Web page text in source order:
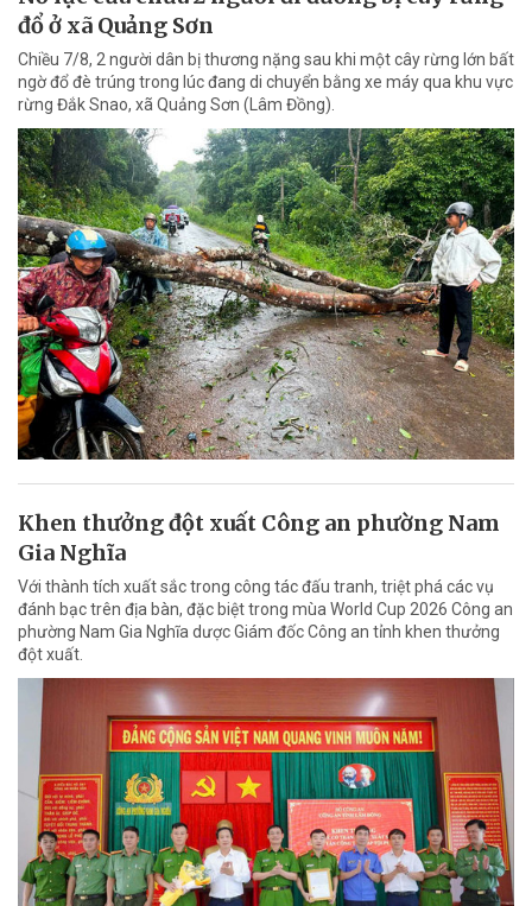
đổ ở xã Quảng Sơn
Chiều 7/8, 2 người dân bị thương nặng sau khi một cây rừng lớn bất
ngờ đổ đè trúng trong lúc đang di chuyển bằng xe máy qua khu vực
rừng Đắk Snao, xã Quảng Sơn (Lâm Đồng).
Khen thưởng đột xuất Công an phường Nam
Gia Nghĩa
Với thành tích xuất sắc trong công tác đấu tranh, triệt phá các vụ
đánh bạc trên địa bàn, đặc biệt trong mùa World Cup 2026 Công an
phường Nam Gia Nghĩa dược Giám đốc Công an tỉnh khen thưởng
đột xuất.